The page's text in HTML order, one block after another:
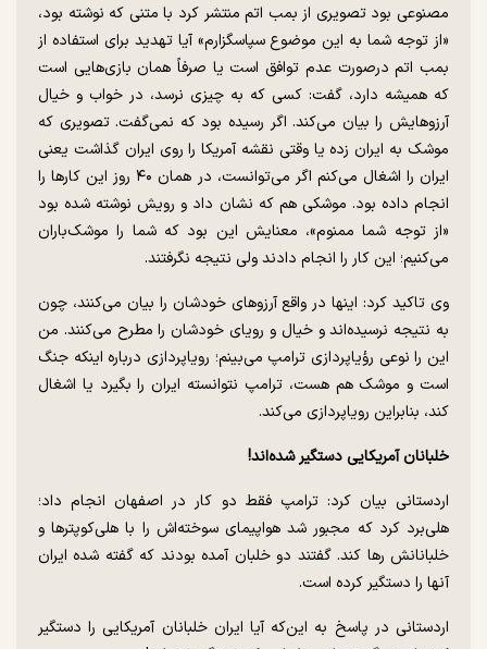
مصنوعی بود تصویری از بمب اتم منتشر کرد با متنی که نوشته بود،
«از توجه شما به این موضوع سپاسگزارم» آیا تهدید برای استفاده از
بمب اتم درصورت عدم توافق است یا صرفاً همان بازی‌هایی است
که همیشه دارد، گفت: کسی که به چیزی نرسد، در خواب و خیال
آرزوهایش را بیان می‌کند. اگر رسیده بود که نمی‌گفت. تصویری که
موشک به ایران زده یا وقتی نقشه آمریکا را روی ایران گذاشت یعنی
ایران را اشغال می‌کنم اگر می‌توانست، در همان ۴۰ روز این کار‌ها را
انجام داده بود. موشکی هم که نشان داد و رویش نوشته شده بود
«از توجه شما ممنوم»، معنایش این بود که شما را موشک‌باران
می‌کنیم؛ این کار را انجام دادند ولی نتیجه نگرفتند.
وی تاکید کرد: اینها در واقع آرزو‌های خودشان را بیان می‌کنند، چون
به نتیجه نرسیده‌اند و خیال و رویای خودشان را مطرح می‌کنند. من
این را نوعی رؤیاپردازی ترامپ می‌بینم؛ رویاپردازی درباره اینکه جنگ
است و موشک هم هست، ترامپ نتوانسته ایران را بگیرد یا اشغال
کند، بنابراین رویاپردازی می‌کند.
خلبانان آمریکایی دستگیر شده‌اند!
اردستانی بیان کرد: ترامپ فقط دو کار در اصفهان انجام داد؛
هلی‌برد کرد که مجبور شد هواپیمای سوخته‌اش را با هلی‌کوپتر‌ها و
خلبانانش رها کند. گفتند دو خلبان آمده بودند که گفته شده ایران
آنها را دستگیر کرده است.
اردستانی در پاسخ به این‌که آیا ایران خلبانان آمریکایی را دستگیر